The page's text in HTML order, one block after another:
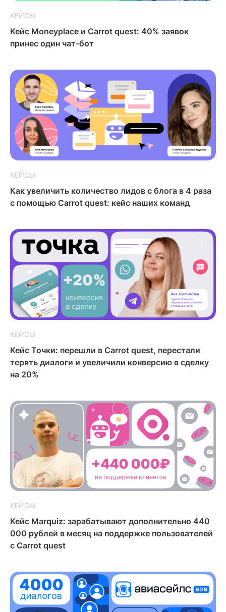
КЕЙСЫ
Кейс Moneyplace и Carrot quest: 40% заявок
принес один чат-бот
КЕЙСЫ
Как увеличить количество лидов с блога в 4 раза
с помощью Carrot quest: кейс наших команд
КЕЙСЫ
Кейс Точки: перешли в Carrot quest, перестали
терять диалоги и увеличили конверсию в сделку
на 20%
КЕЙСЫ
Кейс Marquiz: зарабатывают дополнительно 440
000 рублей в месяц на поддержке пользователей
с Carrot quest